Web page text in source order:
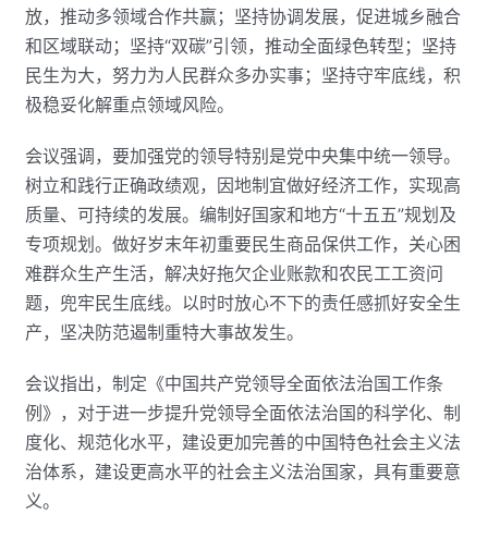
放，推动多领域合作共赢；坚持协调发展，促进城乡融合
和区域联动；坚持“双碳”引领，推动全面绿色转型；坚持
民生为大，努力为人民群众多办实事；坚持守牢底线，积
极稳妥化解重点领域风险。
会议强调，要加强党的领导特别是党中央集中统一领导。
树立和践行正确政绩观，因地制宜做好经济工作，实现高
质量、可持续的发展。编制好国家和地方“十五五”规划及
专项规划。做好岁末年初重要民生商品保供工作，关心困
难群众生产生活，解决好拖欠企业账款和农民工工资问
题，兜牢民生底线。以时时放心不下的责任感抓好安全生
产，坚决防范遏制重特大事故发生。
会议指出，制定《中国共产党领导全面依法治国工作条
例》，对于进一步提升党领导全面依法治国的科学化、制
度化、规范化水平，建设更加完善的中国特色社会主义法
治体系，建设更高水平的社会主义法治国家，具有重要意
义。